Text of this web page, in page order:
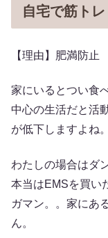
自宅で筋トレ
【理由】肥満防止
家にいるとつい食
中心の生活だと活
が低下しますよね。
わたしの場合はダ
本当はEMSを買い
ガマン。。家にあ
ん。